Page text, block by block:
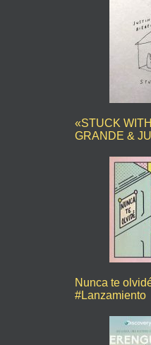
«STUCK
GRANDE &
Nunca te
#Lanzamiento